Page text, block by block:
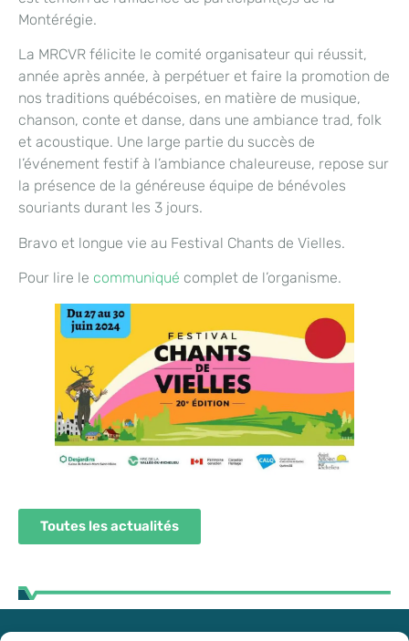
Montérégie.
La MRCVR félicite le comité organisateur qui réussit,
année après année, à perpétuer et faire la promotion de
nos traditions québécoises, en matière de musique,
chanson, conte et danse, dans une ambiance trad, folk
et acoustique. Une large partie du succès de
l’événement festif à l’ambiance chaleureuse, repose sur
la présence de la généreuse équipe de bénévoles
souriants durant les 3 jours.
Bravo et longue vie au Festival Chants de Vielles.
Pour lire le communiqué complet de l’organisme.
Toutes les actualités